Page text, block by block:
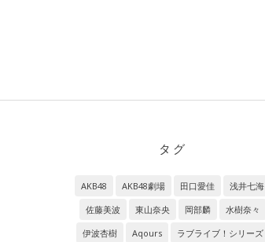
タグ
AKB48 AKB48劇場 田口愛佳
浅井七海
佐藤美波
東山奈央 岡部麟
水樹奈々
伊波杏樹
Aqours
ラブライブ！シリーズ